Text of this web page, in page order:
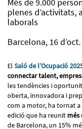
Més de 9.000
plenes
laborals
Barcelona, 16
El Saló de l’Ocupació
connectar talent,
les tendències i
oberta, innovadora i
com a motor, ha tornat
edició que ha reunit més
de Barcelona, un 15%